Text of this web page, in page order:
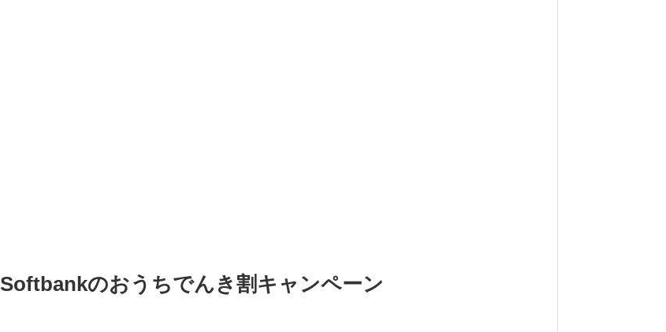
Softbankのおうちでんき割キャンペーン